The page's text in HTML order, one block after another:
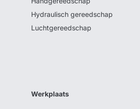
Hydraulisch gereedschap
Luchtgereedschap
Werkplaats